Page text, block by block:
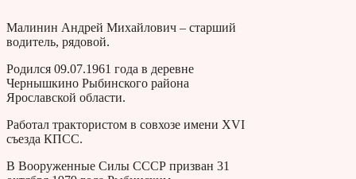
Малинин Андрей Михайлович – старший
водитель, рядовой.
Родился 09.07.1961 года в деревне
Чернышкино Рыбинского района
Ярославской области.
Работал трактористом в совхозе имени XVI
съезда КПСС.
В Вооруженные Силы СССР призван 31